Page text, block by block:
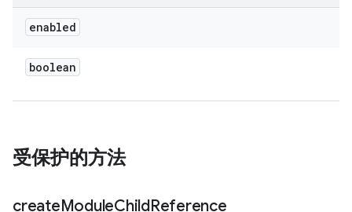
enabled
boolean
受保护的方法
createModuleChildReference